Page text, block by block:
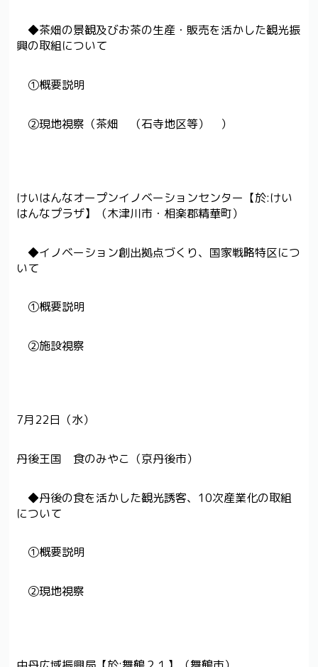
◆茶畑の景観及びお茶の生産・販売を活かした観光振
興の取組について
①概要説明
②現地視察（茶畑 （石寺地区等） ）
けいはんなオープンイノベーションセンター【於:けい
はんなプラザ】（木津川市・相楽郡精華町）
◆イノベーション創出拠点づくり、国家戦略特区につ
いて
①概要説明
②施設視察
7月22日（水）
丹後王国 食のみやこ（京丹後市）
◆丹後の食を活かした観光誘客、10次産業化の取組
について
①概要説明
②現地視察